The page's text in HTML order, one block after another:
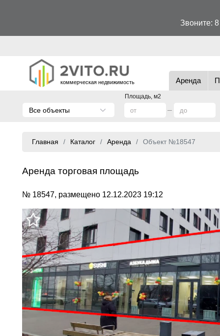
Звоните:
коммерческая недвижимость Аренда
Площадь, м2
Все объекты
Главная Каталог Аренда Объект №18547
Аренда торговая площадь
№ 18547, размещено 12.12.2023 19:12